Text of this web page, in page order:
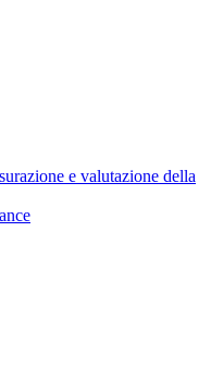
e valutazione della